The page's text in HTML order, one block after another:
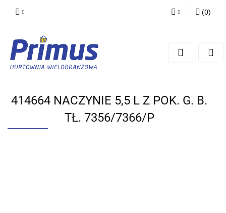
Zarejestruj się
(0)
414664 NACZYNIE 5,5 L Z POK. G. B.
TŁ. 7356/7366/P